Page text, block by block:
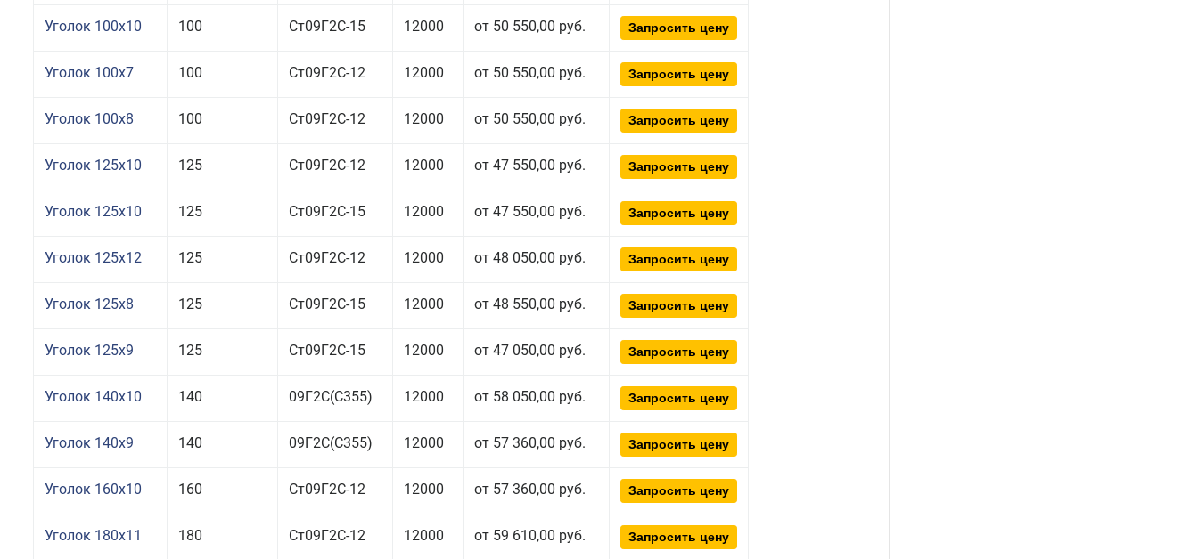
Уголок 100x10 100 Ст09Г2С-15 12000 от 50 550,00 руб. Запросить цену
Уголок 100x7 100 Ст09Г2С-12 12000 от 50 550,00 руб. Запросить цену
Уголок 100x8 100 Ст09Г2С-12 12000 от 50 550,00 руб. Запросить цену
Уголок 125x10 125 Ст09Г2С-12 12000 от 47 550,00 руб. Запросить цену
Уголок 125x10 125 Ст09Г2С-15 12000 от 47 550,00 руб. Запросить цену
Уголок 125x12 125 Ст09Г2С-12 12000 от 48 050,00 руб. Запросить цену
Уголок 125x8 125 Ст09Г2С-15 12000 от 48 550,00 руб. Запросить цену
Уголок 125x9 125 Ст09Г2С-15 12000 от 47 050,00 руб. Запросить цену
Уголок 140x10 140 09Г2С(С355) 12000 от 58 050,00 руб. Запросить цену
Уголок 140x9 140 09Г2С(С355) 12000 от 57 360,00 руб. Запросить цену
Уголок 160x10 160 Ст09Г2С-12 12000 от 57 360,00 руб. Запросить цену
Уголок 180x11 180 Ст09Г2С-12 12000 от 59 610,00 руб. Запросить цену